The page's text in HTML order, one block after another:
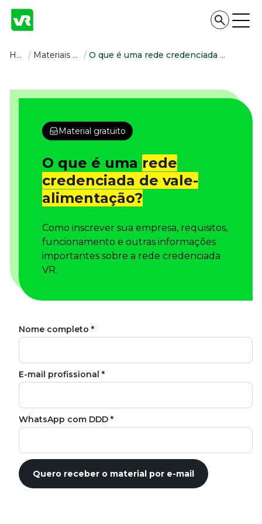
Conteúdo
Confira nossos conteúdos
Legislação
Fique por dentro da lei
Pessoas e Cultura
Aprimore a cultura organizacional
Educação Financeira
Saiba como gerenciar o seu dinheiro
Para o Trabalhador
Tudo para facilitar a rotina
Cursos
Todos os Cursos
Departamento Pessoal
Para simplificar os processos
Gestão de Pessoas e Liderança
Capacitação com especialistas
Recursos Humanos
Home / Materiais Gratuitos / O que é uma rede credenciada de vale-alimentação?
Material gratuito
O que é uma rede
credenciada de vale-
alimentação?
Como inscrever sua empresa, requisitos,
funcionamento e outras informações
importantes sobre a rede credenciada
VR.